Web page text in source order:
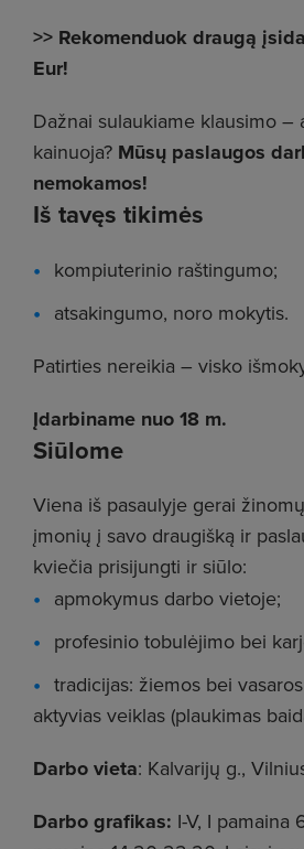
Siūlome
Viena iš pasaulyje gerai
įmonių į savo draugišką ir
kviečia prisijungti ir siūlo:
apmokymus darbo vietoje;
profesinio tobulėjimo bei
tradicijas: žiemos bei
aktyvias veiklas (plaukimas
Darbo vieta: Kalvarijų g.,
Darbo grafikas: I-V, I pamaina
Iš tavęs tikimės
kompiuterinio raštingumo;
atsakingumo, noro mokytis.
Patirties nereikia – visko
Įdarbiname nuo 18 m.
>> Rekomenduok draugą
Eur!
Dažnai sulaukiame klausimo –
kainuoja? Mūsų paslaugos
nemokamos!